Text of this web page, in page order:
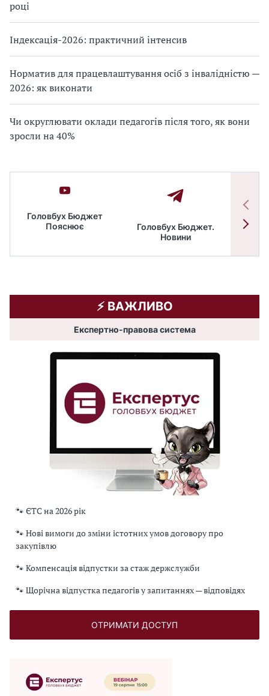
році
Індексація-2026: практичний інтенсив
Норматив для працевлаштування осіб з інвалідністю —
2026: як виконати
Чи округлювати оклади педагогів після того, як вони
зросли на 40%
Головбух Бюджет
Пояснює
Головбух Бюджет.
Новини
⚡️ ВАЖЛИВО
Експертно-правова система
🐾 ЄТС на 2026 рік
🐾 Нові вимоги до зміни істотних умов договору про
закупівлю
🐾 Компенсація відпустки за стаж держслужби
🐾 Щорічна відпустка педагогів у запитаннях — відповідях
ОТРИМАТИ ДОСТУП